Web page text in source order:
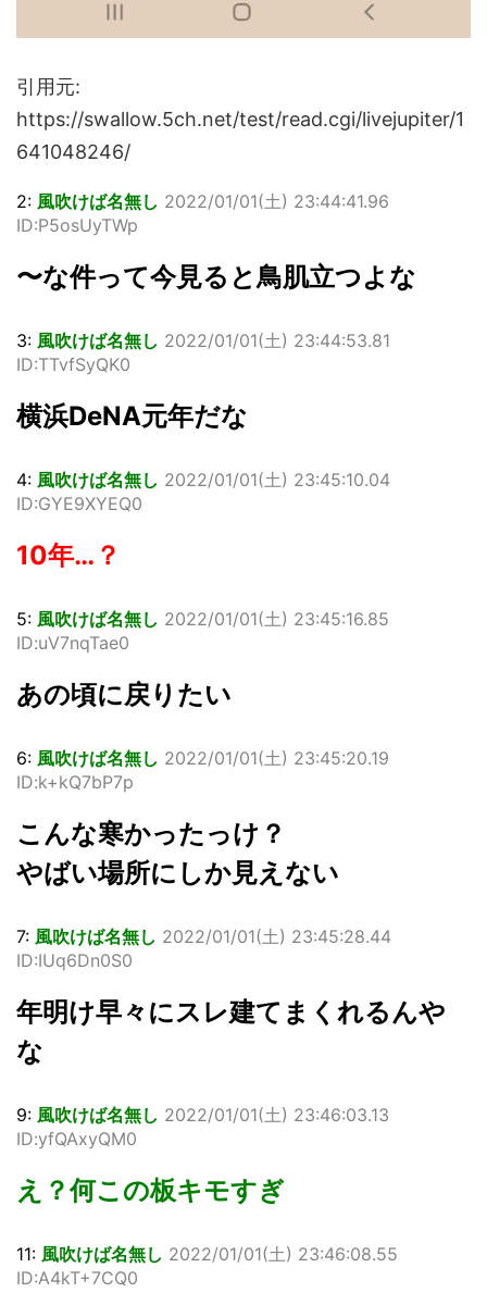
引用元:
https://swallow.5ch.net/test/read.cgi/livejupiter/1
641048246/
2: 風吹けば名無し 2022/01/01(土) 23:44:41.96
ID:P5osUyTWp
〜な件って今見ると鳥肌立つよな
3: 風吹けば名無し 2022/01/01(土) 23:44:53.81
ID:TTvfSyQK0
横浜DeNA元年だな
4: 風吹けば名無し 2022/01/01(土) 23:45:10.04
ID:GYE9XYEQ0
10年…？
5: 風吹けば名無し 2022/01/01(土) 23:45:16.85
ID:uV7nqTae0
あの頃に戻りたい
6: 風吹けば名無し 2022/01/01(土) 23:45:20.19
ID:k+kQ7bP7p
こんな寒かったっけ？
やばい場所にしか見えない
7: 風吹けば名無し 2022/01/01(土) 23:45:28.44
ID:IUq6Dn0S0
年明け早々にスレ建てまくれるんや
な
9: 風吹けば名無し 2022/01/01(土) 23:46:03.13
ID:yfQAxyQM0
え？何この板キモすぎ
11: 風吹けば名無し 2022/01/01(土) 23:46:08.55
ID:A4kT+7CQ0